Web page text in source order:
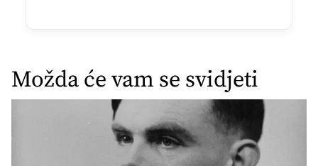
Možda će vam se svidjeti